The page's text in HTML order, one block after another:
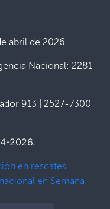
abril de 2026
Nacional: 2281-
913 | 2527-7300
2026.
en rescates
en Semana